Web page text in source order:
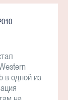
в одной из